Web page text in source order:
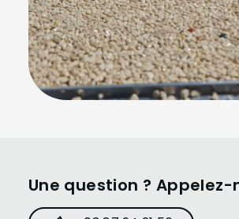
Une question ? Appelez-